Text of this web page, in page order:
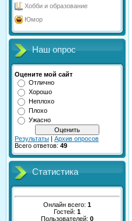
Хобби и образование
Юмор
Наш опрос
Оцените мой сайт
Отлично
Хорошо
Неплохо
Плохо
Ужасно
Результаты | Архив опросов
Всего ответов: 49
Статистика
Онлайн всего: 1
Гостей: 1
Пользователей: 0